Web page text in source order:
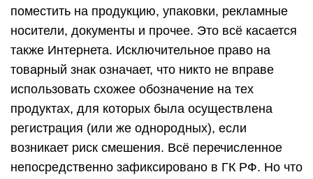
поместить на продукцию, упаковки, рекламные
носители, документы и прочее. Это всё касается
также Интернета. Исключительное право на
товарный знак означает, что никто не вправе
использовать схожее обозначение на тех
продуктах, для которых была осуществлена
регистрация (или же однородных), если
возникает риск смешения. Всё перечисленное
непосредственно зафиксировано в ГК РФ. Но что